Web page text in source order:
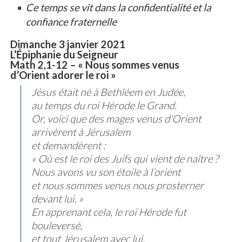
Ce temps se vit dans la confidentialité et la
confiance fraternelle
Dimanche 3 janvier 2021
L’Épiphanie du Seigneur
Math 2,1-12 – « Nous sommes venus
d’Orient adorer le roi »
Jésus était né à Bethléem en Judée,
au temps du roi Hérode le Grand.
Or, voici que des mages venus d’Orient
arrivèrent à Jérusalem
et demandèrent :
« Où est le roi des Juifs qui vient de naître ?
Nous avons vu son étoile à l’orient
et nous sommes venus nous prosterner
devant lui. »
En apprenant cela, le roi Hérode fut
bouleversé,
et tout Jérusalem avec lui.